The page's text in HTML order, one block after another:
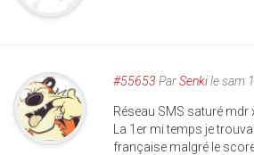
#55653 ParSenkile sam
Réseau SMS saturé mdr
La 1er mi temps je
française malgré le